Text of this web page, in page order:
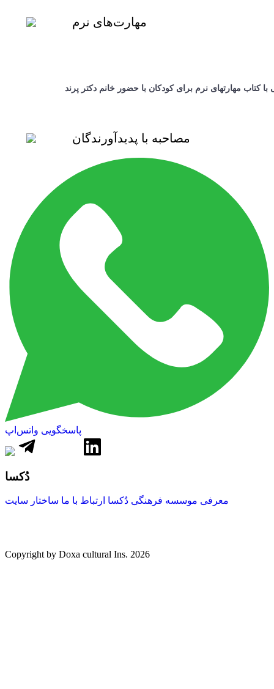
مهارت‌های نرم
با کتاب مهارتهای نرم برای کودکان با حضور خانم دکتر پرند
مصاحبه با پدیدآورندگان
پاسخگویی واتس‌اپ
دُکسا
معرفی موسسه فرهنگی دُکسا ارتباط با ما ساختار سایت
Copyright by Doxa cultural Ins. 2026